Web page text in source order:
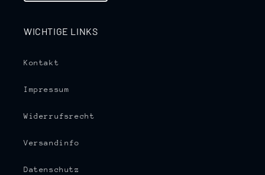
WICHTIGE LINKS
Kontakt
Impressum
Widerrufsrecht
Versandinfo
Datenschutz